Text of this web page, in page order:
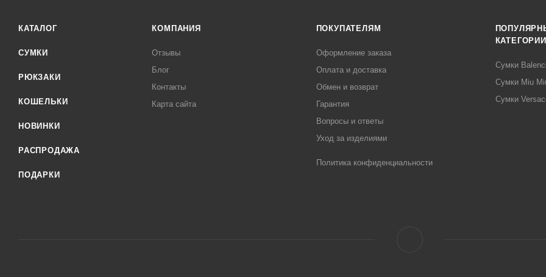
КАТАЛОГ
СУМКИ
РЮКЗАКИ
КОШЕЛЬКИ
НОВИНКИ
РАСПРОДАЖА
ПОДАРКИ
КОМПАНИЯ
Отзывы
Блог
Контакты
Карта сайта
ПОКУПАТЕЛЯМ
Оформление заказа
Оплата и доставка
Обмен и возврат
Гарантия
Вопросы и ответы
Уход за изделиями
Политика конфиденциальности
КАТЕГОРИИ
Сумки
Сумки Miu
Сумки